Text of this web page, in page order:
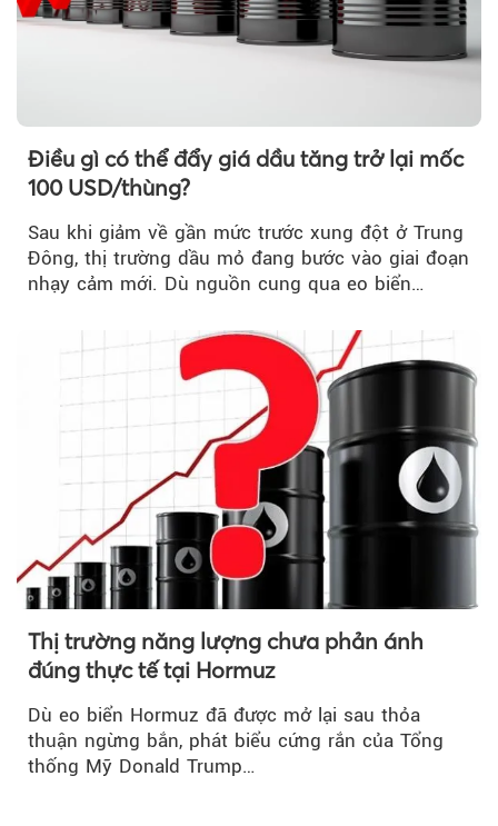
Điều gì có thể đẩy giá dầu tăng trở lại mốc
100 USD/thùng?
Sau khi giảm về gần mức trước xung đột ở Trung
Đông, thị trường dầu mỏ đang bước vào giai đoạn
nhạy cảm mới. Dù nguồn cung qua eo biển
Thị trường năng lượng chưa phản ánh
đúng thực tế tại Hormuz
Dù eo biển Hormuz đã được mở lại sau thỏa
thuận ngừng bắn, phát biểu cứng rắn của Tổng
thống Mỹ Donald Trump…